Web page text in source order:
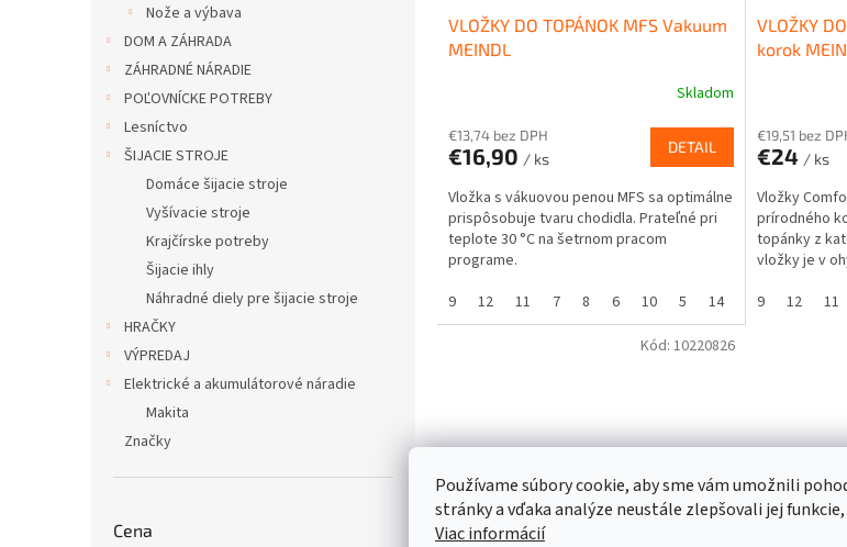
Používame súbory cookie, aby sme vám umožnili
stránky a vďaka analýze neustále zlepšovali jej
Viac informácií
Nože a výbava
DOM A ZÁHRADA
ZÁHRADNÉ NÁRADIE
POĽOVNÍCKE POTREBY
Lesníctvo
ŠIJACIE STROJE
Domáce šijacie stroje
Vyšívacie stroje
Krajčírske potreby
Šijacie ihly
Náhradné diely pre šijacie stroje
HRAČKY
VÝPREDAJ
Elektrické a akumulátorové náradie
Makita
Značky
Cena
VLOŽKY DO TOPÁNOK MFS Vakuum
MEINDL
Skladom
€13,74 bez DPH
€16,90 / ks
DETAIL
Vložka s vákuovou penou MFS sa optimálne
prispôsobuje tvaru chodidla. Prateľné pri
teplote 30 °C na šetrnom pracom
programe.
9
12 11 7 8 6 10 5 14
VLOŽKY
korok
produktu
je
z
5
hviezdičiek.
€19,51 bez
€24 / ks
Vložky
prírodného
topánky z
vložky je v
9
12 11
Kód: 10220826